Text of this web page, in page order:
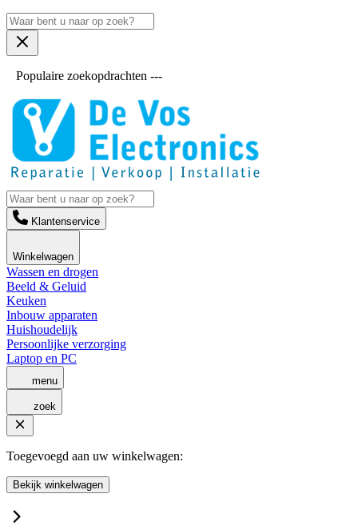
Populaire zoekopdrachten ---
Klantenservice
Winkelwagen
Wassen en drogen
Beeld & Geluid
Keuken
Inbouw apparaten
Huishoudelijk
Persoonlijke verzorging
Laptop en PC
menu
zoek
Toegevoegd aan uw winkelwagen:
Bekijk winkelwagen